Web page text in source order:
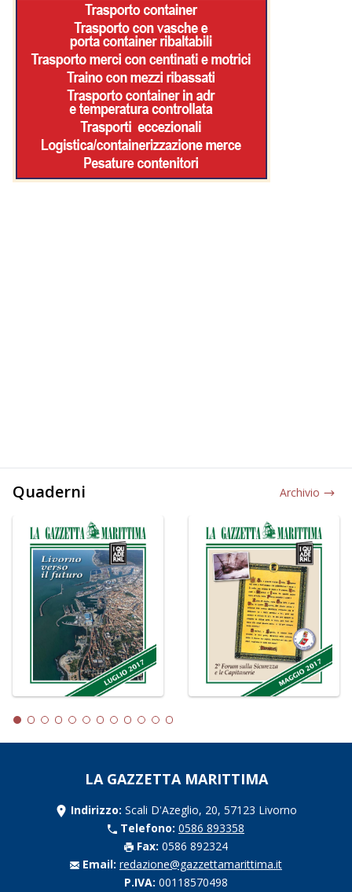
Quaderni Archivio
LA GAZZETTA MARITTIMA
Indirizzo: Scali D'Azeglio, 20, 57123 Livorno
Telefono: 0586 893358
Fax: 0586 892324
Email: redazione@gazzettamarittima.it
P.IVA: 00118570498